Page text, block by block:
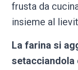
frusta da
insieme al
La farina si
setacciandola